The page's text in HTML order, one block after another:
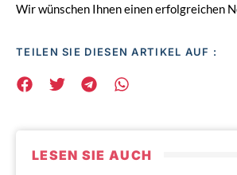
Wir wünschen Ihnen einen erfolgreichen
TEILEN SIE DIESEN ARTIKEL AUF :
LESEN SIE AUCH